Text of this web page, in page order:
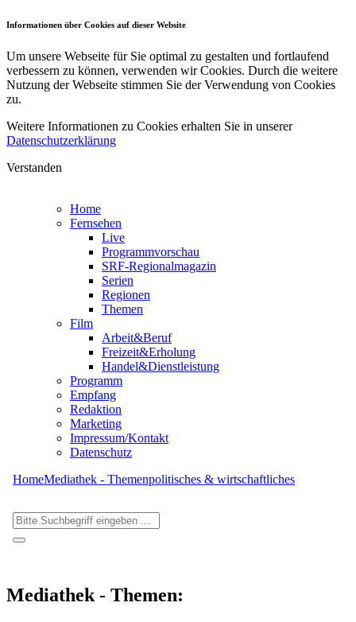
Informationen über Cookies auf dieser Website
Um unsere Webseite für Sie optimal zu gestalten und fortlaufend
verbessern zu können, verwenden wir Cookies. Durch die weitere
Nutzung der Webseite stimmen Sie der Verwendung von Cookies
zu.
Weitere Informationen zu Cookies erhalten Sie in unserer
Datenschutzerklärung
Verstanden
Home
Fernsehen
Live
Programmvorschau
SRF-Regionalmagazin
Serien
Regionen
Themen
Film
Arbeit&Beruf
Freizeit&Erholung
Handel&Dienstleistung
Programm
Empfang
Redaktion
Marketing
Impressum/Kontakt
Datenschutz
HomeMediathek - Themenpolitisches & wirtschaftliches
Mediathek - Themen: